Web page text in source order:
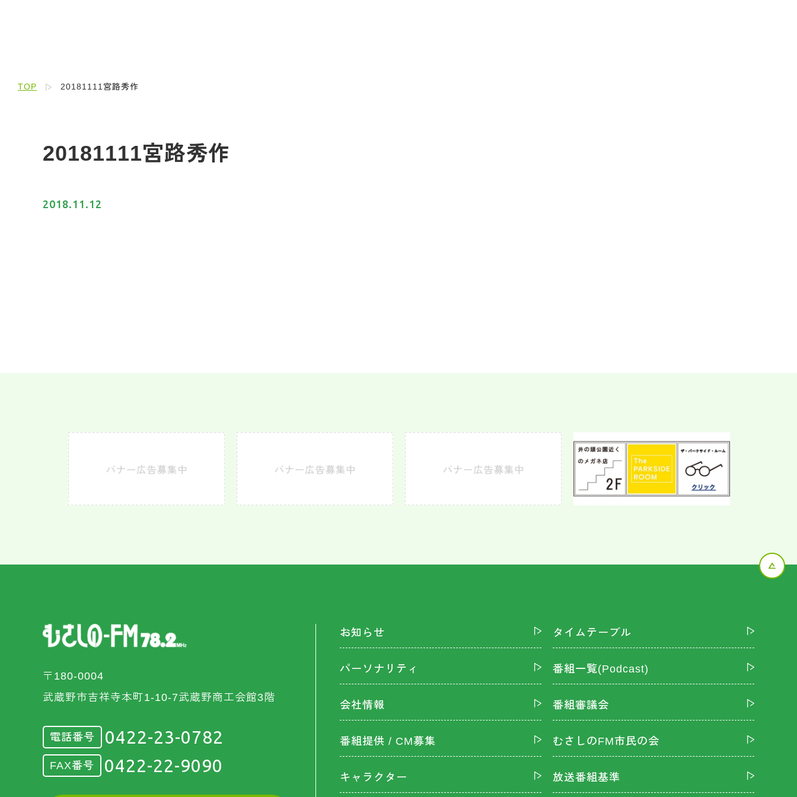
TOP 20181111宮路秀作
20181111宮路秀作
2018.11.12
〒180-0004
武蔵野市吉祥寺本町1-10-7武蔵野商工会館3階
電話番号 0422-23-0782
FAX番号 0422-22-9090
お知らせ タイムテーブル
パーソナリティ 番組一覧(Podcast)
会社情報 番組審議会
番組提供 / CM募集 むさしのFM市民の会
キャラクター 放送番組基準